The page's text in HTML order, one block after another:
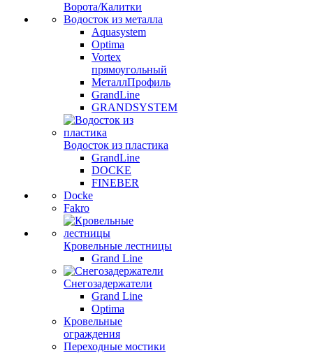
Ворота/Калитки
Водосток из металла
Aquasystem
Optima
Vortex
прямоугольный
МеталлПрофиль
GrandLine
GRANDSYSTEM
Водосток из пластика
GrandLine
DOCKE
FINEBER
Docke
Fakro
Кровельные лестницы
Grand Line
Снегозадержатели
Grand Line
Optima
Кровельные
ограждения
Переходные мостики